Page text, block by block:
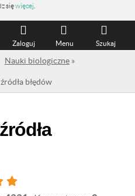
sięwięcej
Szukaj
Menu
Zaloguj
Nauki biologiczne »
błędów